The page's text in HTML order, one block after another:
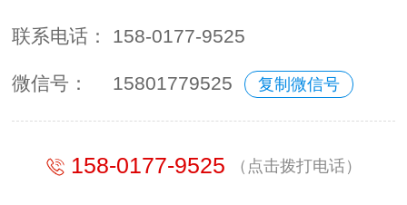
联系电话： 158-0177-9525
微信号： 15801779525 复制微信号
158-0177-9525 （点击拨打电话）